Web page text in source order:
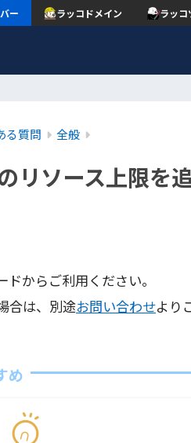
ー ラッコドメイン ラッコ
る質問 全般
リソース上限を
からご利用ください。
合は、別途お問い合わせより
め